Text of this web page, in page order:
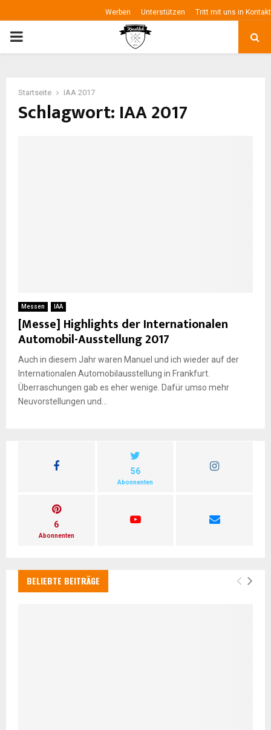
Werben Unterstützen Tritt mit uns in Kontakt
P
E
N
U
Startseite IAA 2017
Schlagwort: IAA 2017
Messen IAA
[Messe] Highlights der Internationalen
Automobil-Ausstellung 2017
Auch in diesem Jahr waren Manuel und ich wieder auf der
Internationalen Automobilausstellung in Frankfurt.
Überraschungen gab es eher wenige. Dafür umso mehr
Neuvorstellungen und...
56
Abonnenten
6
Abonnenten
BELIEBTE BEITRÄGE